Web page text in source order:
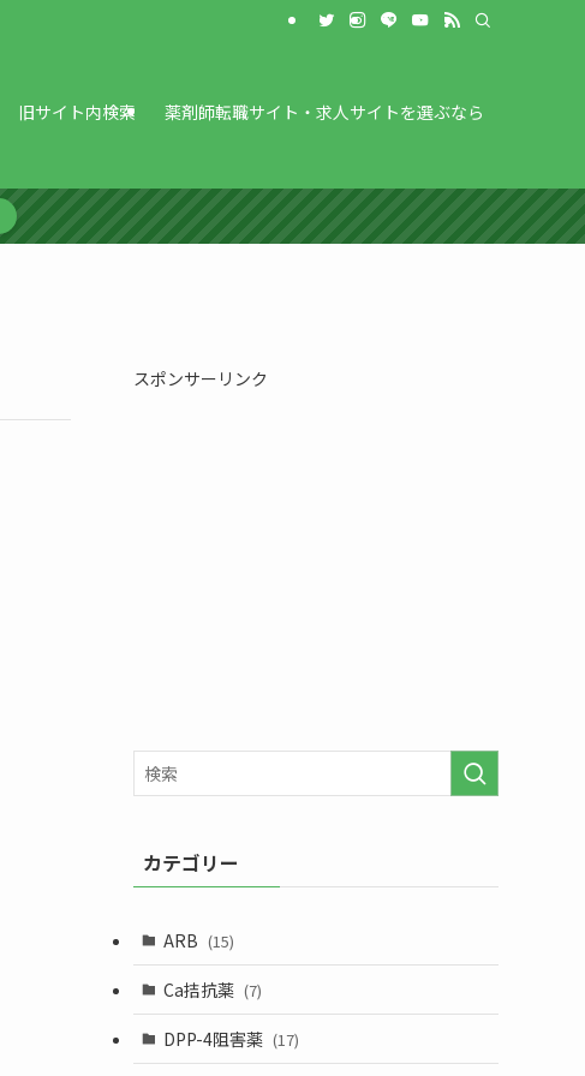
旧サイト内検索 薬剤師転職サイト・求人サイトを選ぶなら
スポンサーリンク
カテゴリー
ARB (15)
Ca拮抗薬 (7)
DPP-4阻害薬 (17)